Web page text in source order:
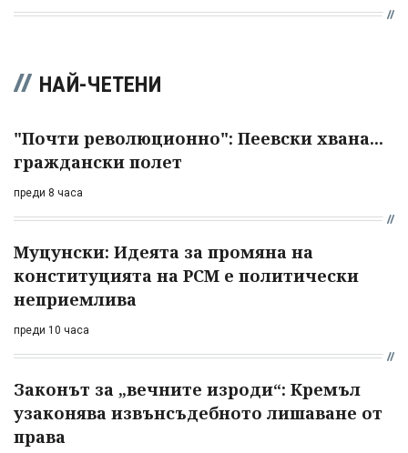
НАЙ-ЧЕТЕНИ
"Почти революционно": Пеевски хвана...
граждански полет
преди 8 часа
Муцунски: Идеята за промяна на
конституцията на РСМ е политически
неприемлива
преди 10 часа
Законът за „вечните изроди“: Кремъл
узаконява извънсъдебното лишаване от
права